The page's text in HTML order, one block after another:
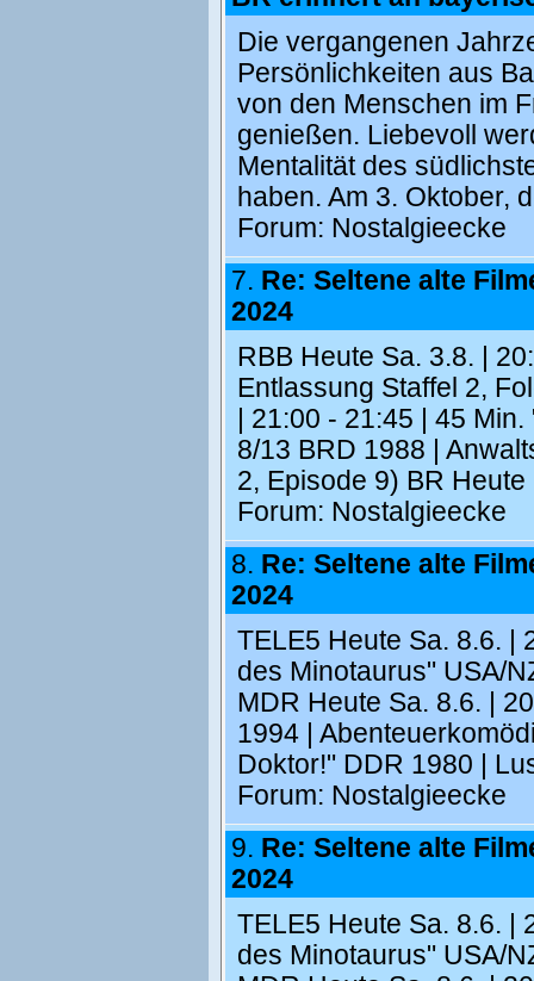
Die vergangenen
Persönlichkeiten aus
von den Menschen im
genießen. Liebevoll
Mentalität des
haben. Am 3. Oktober,
Forum: Nostalgieecke
7. Re: Seltene alte
2024
RBB Heute Sa. 3.8. |
Entlassung Staffel 2,
| 21:00 - 21:45 | 45
8/13 BRD 1988 |
2, Episode 9) BR
Forum: Nostalgieecke
8. Re: Seltene alte
2024
TELE5 Heute Sa. 8.6. |
des Minotaurus" USA/
MDR Heute Sa. 8.6. |
1994 |
Doktor!" DDR 1980 |
Forum: Nostalgieecke
9. Re: Seltene alte
2024
TELE5 Heute Sa. 8.6. |
des Minotaurus" USA/